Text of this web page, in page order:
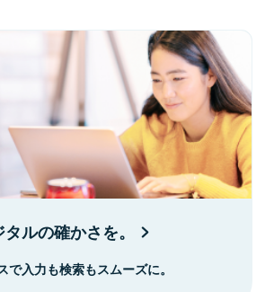
ルの確かさを。
で入力も検索もスムーズに。